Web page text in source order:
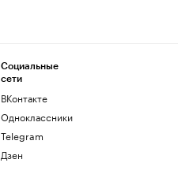
Социальные
сети
ВКонтакте
Одноклассники
Telegram
Дзен